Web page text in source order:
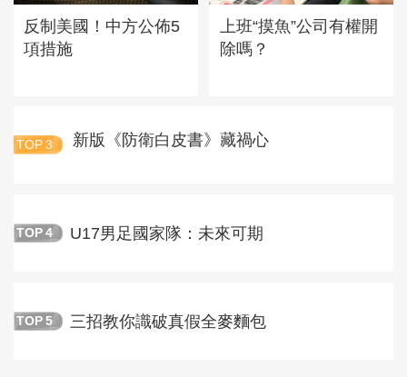
反制美國！中方公佈5
項措施
上班“摸魚”公司有權開
除嗎？
TOP 3 新版《防衛白皮書》藏禍心
TOP 4 U17男足國家隊：未來可期
TOP 5 三招教你識破真假全麥麵包